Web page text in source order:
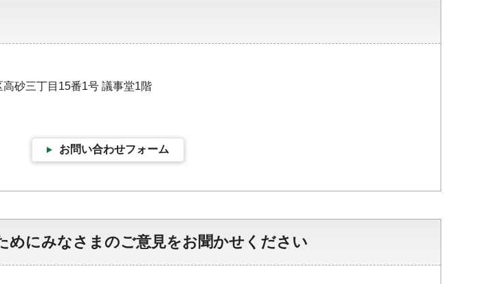
砂三丁目15番1号 議事堂1階
お問い合わせフォーム
めにみなさまのご意見をお聞かせください